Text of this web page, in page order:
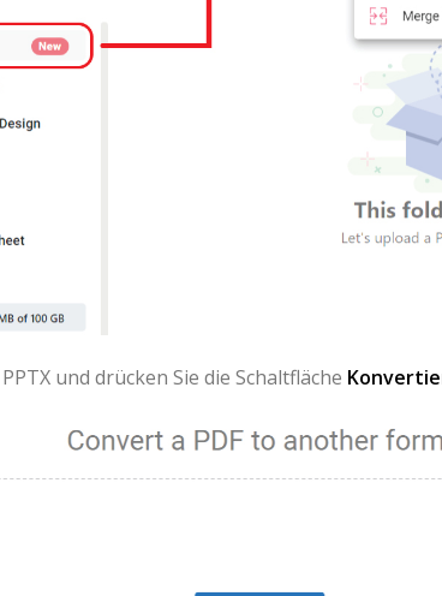
und drücken Sie die Schaltfläche